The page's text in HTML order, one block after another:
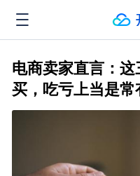
电商卖家直言：
买，吃亏上当是常